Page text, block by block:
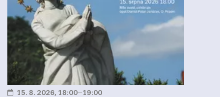
15. 8. 2026, 18:00–19:00